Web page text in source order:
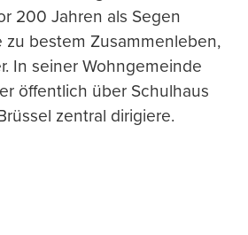
200 Jahren als Segen
zu bestem Zusammenleben,
In seiner Wohngemeinde
öffentlich über Schulhaus
zentral dirigiere.